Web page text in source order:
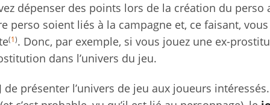
dépenser des points lors de la création du perso
perso soient liés à la campagne et, ce faisant, vous
(1). Donc, par exemple, si vous jouez une ex-
dans l’univers du jeu.
présenter l’univers de jeu aux joueurs